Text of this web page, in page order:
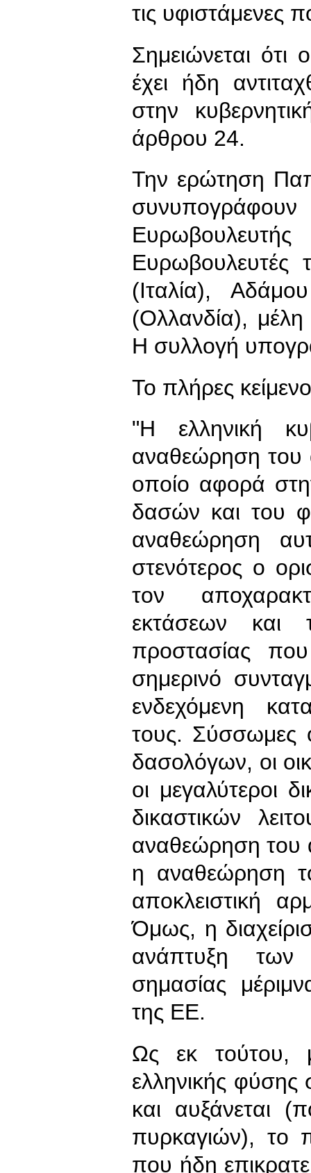
τις υφιστάμενες
Σημειώνεται
έχει ήδη
στην
άρθρου 24.
Την ερώτηση
Ευρωβουλευτές
(Ιταλία),
(Ολλανδία),
Η συλλογή
Το πλήρες
"Η ελληνική
αναθεώρηση του
οποίο αφορά
δασών και του
αναθεώρηση
στενότερος ο
τον
εκτάσεων και
προστασίας
σημερινό
ενδεχόμενη
τους. Σύσσωμες
δασολόγων, οι
οι μεγαλύτεροι
δικαστικών
αναθεώρηση του
η αναθεώρηση
αποκλειστική
Όμως, η
ανάπτυξη των
σημασίας
της ΕΕ.
Ως εκ τούτου,
ελληνικής φύσης
και αυξάνεται
πυρκαγιών), το
που ήδη